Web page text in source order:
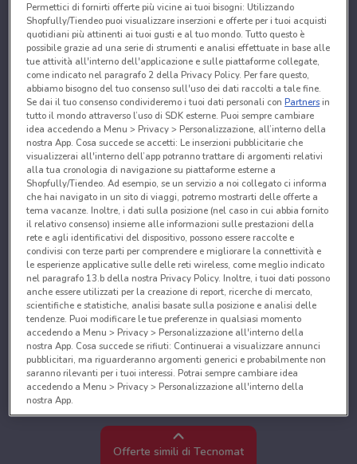
Offerte simili di Tecnomat
Permettici di fornirti offerte più vicine ai tuoi bisogni: Utilizzando
Shopfully/Tiendeo puoi visualizzare inserzioni e offerte per i tuoi acquisti
quotidiani più attinenti ai tuoi gusti e al tuo mondo. Tutto questo è
possibile grazie ad una serie di strumenti e analisi effettuate in base alle
tue attività all'interno dell'applicazione e sulle piattaforme collegate,
come indicato nel paragrafo 2 della Privacy Policy. Per fare questo,
abbiamo bisogno del tuo consenso sull'uso dei dati raccolti a tale fine.
Se dai il tuo consenso condivideremo i tuoi dati personali conPartnersin
tutto il mondo attraverso l’uso di SDK esterne. Puoi sempre cambiare
idea accedendo a Menu > Privacy > Personalizzazione, all’interno della
nostra App. Cosa succede se accetti: Le inserzioni pubblicitarie che
visualizzerai all'interno dell’app potranno trattare di argomenti relativi
alla tua cronologia di navigazione su piattaforme esterne a
Shopfully/Tiendeo. Ad esempio, se un servizio a noi collegato ci informa
che hai navigato in un sito di viaggi, potremo mostrarti delle offerte a
tema vacanze. Inoltre, i dati sulla posizione (nel caso in cui abbia fornito
il relativo consenso) insieme alle informazioni sulle prestazioni della
rete e agli identificativi del dispositivo, possono essere raccolte e
condivisi con terze parti per comprendere e migliorare la connettività e
le esperienze applicative sulle delle reti wireless, come meglio indicato
nel paragrafo 13.b della nostra Privacy Policy. Inoltre, i tuoi dati possono
anche essere utilizzati per la creazione di report, ricerche di mercato,
scientifiche e statistiche, analisi basate sulla posizione e analisi delle
tendenze. Puoi modificare le tue preferenze in qualsiasi momento
accedendo a Menu > Privacy > Personalizzazione all'interno della
nostra App. Cosa succede se rifiuti: Continuerai a visualizzare annunci
pubblicitari, ma riguarderanno argomenti generici e probabilmente non
saranno rilevanti per i tuoi interessi. Potrai sempre cambiare idea
accedendo a Menu > Privacy > Personalizzazione all'interno della
nostra App.
Noi e i nostri partner trattiamo i dati per fornire:
Utilizzare dati di geolocalizzazione precisi. Scansione attiva delle
caratteristiche del dispositivo ai fini dell’identificazione. Archiviare